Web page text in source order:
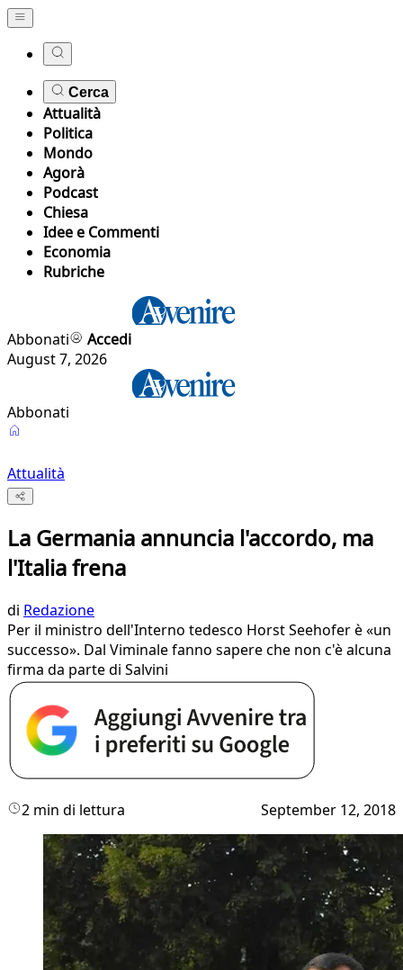
Cerca
Attualità
Politica
Mondo
Agorà
Podcast
Chiesa
Idee e Commenti
Economia
Rubriche
Abbonati
Accedi
August 7, 2026
Abbonati
Attualità
La Germania annuncia l'accordo, ma
l'Italia frena
di Redazione
Per il ministro dell'Interno tedesco Horst Seehofer è «un
successo». Dal Viminale fanno sapere che non c'è alcuna
firma da parte di Salvini
2 min di lettura September 12, 2018